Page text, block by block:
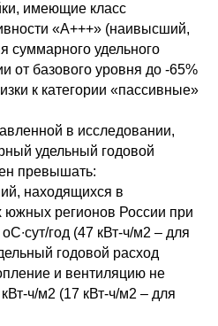
имеющие класс
«А+++» (наивысший,
суммарного удельного
от базового уровня до -65%
к категории «пассивные»
в исследовании,
удельный годовой
превышать:
находящихся в
южных регионов России при
год (47 кВт-ч/м2 – для
годовой расход
и вентиляцию не
ч/м2 (17 кВт-ч/м2 – для